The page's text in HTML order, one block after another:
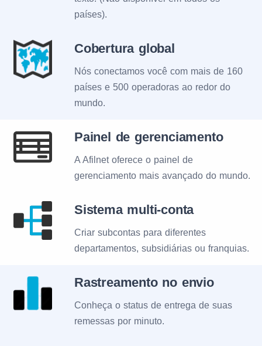
países).
Cobertura global
Nós conectamos você com mais de 160
países e 500 operadoras ao redor do
mundo.
Painel de gerenciamento
A Afilnet oferece o painel de
gerenciamento mais avançado do mundo.
Sistema multi-conta
Criar subcontas para diferentes
departamentos, subsidiárias ou franquias.
Rastreamento no envio
Conheça o status de entrega de suas
remessas por minuto.